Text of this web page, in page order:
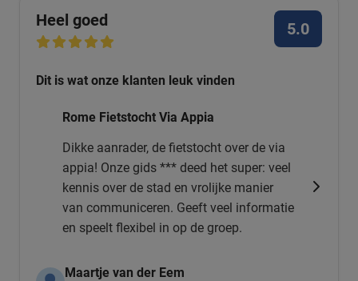
Heel goed 5.0
Dit is wat onze klanten leuk vinden
Rome Fietstocht Via Appia
Dikke aanrader, de fietstocht over de via
appia! Onze gids *** deed het super: veel
kennis over de stad en vrolijke manier
van communiceren. Geeft veel informatie
en speelt flexibel in op de groep.
Maartje van der Eem